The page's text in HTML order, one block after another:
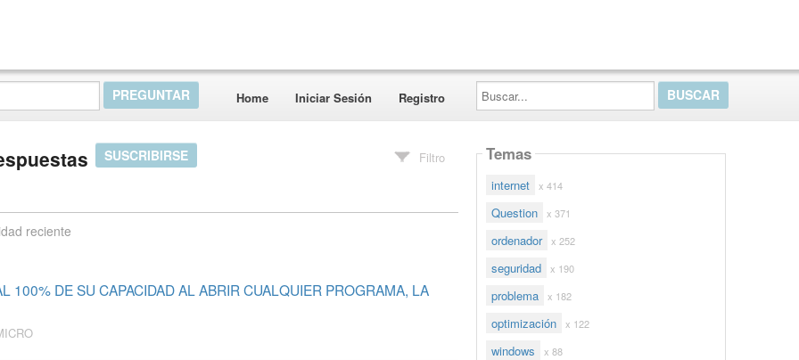
Home Iniciar Sesión Registro
Buscar...
SUSCRIBIRSE Filtro
reciente
100% DE SU CAPACIDAD AL ABRIR CUALQUIER PROGRAMA, LA
Temas
internet x 414
Question x 371
ordenador x 252
seguridad x 190
problema x 182
optimización x 122
windows x 88